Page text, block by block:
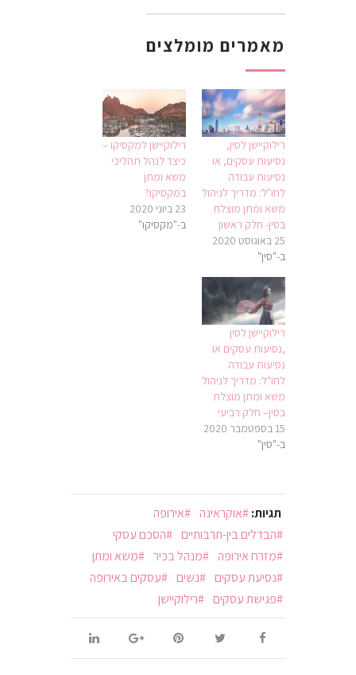
מאמרים מומלצים
רילוקיישן לסין,
נסיעות עסקים, או
נסיעות עבודה
לחו"ל: מדריך לניהול
משא ומתן מוצלח
בסין- חלק ראשון
25 באוגוסט 2020
ב-"סין"
רילוקיישן למקסיקו –
כיצד לנהל תהליכי
משא ומתן
במקסיקו?
23 ביוני 2020
ב-"מקסיקו"
רילוקיישן לסין
,נסיעות עסקים או
נסיעות עבודה
לחו"ל: מדריך לניהול
משא ומתן מוצלח
בסין– חלק רביעי
15 בספטמבר 2020
ב-"סין"
תגיות: אוקראינה
אירופה
הבדלים בין-תרבותיים
הסכם עסקי
מזרח אירופה
מנהל בכיר
משא ומתן
נסיעת עסקים
נשים
עסקים באירופה
פגישת עסקים
רילוקיישן